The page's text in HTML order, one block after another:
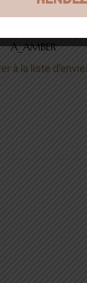
A_AMBER
à la liste